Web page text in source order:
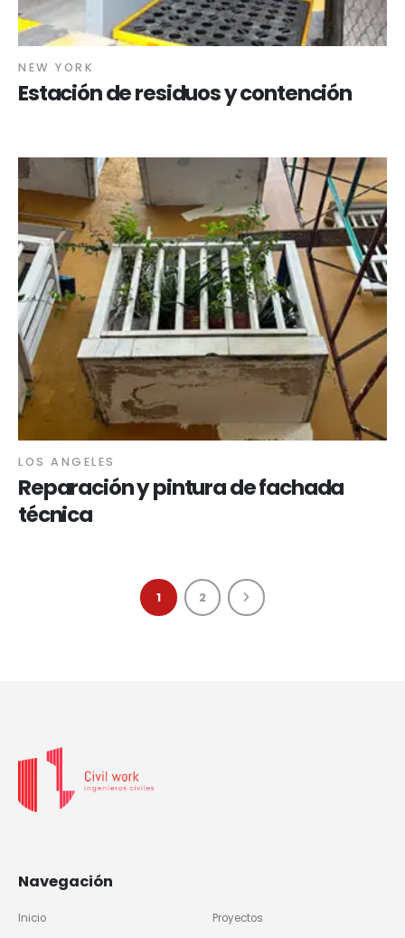
NEW YORK
Estación de residuos y contención
LOS ANGELES
Reparación y pintura de fachada
técnica
1 2
Navegación
Inicio Proyectos